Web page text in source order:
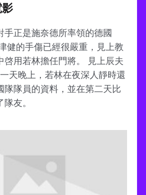
手正是施奈德所率領的德國
健的手傷已經很嚴重，見上教
啓用若林擔任門將。 見上辰夫
天晚上，若林在夜深人靜時還
隊隊員的資料，並在第二天比
友。